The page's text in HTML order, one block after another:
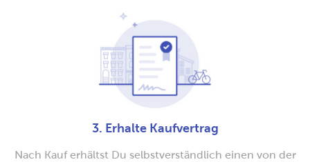
3. Erhalte Kaufvertrag
Nach Kauf erhältst Du selbstverständlich einen von der